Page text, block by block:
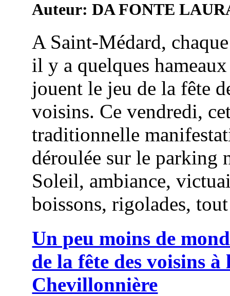
Auteur: DA FONTE
A Saint-Médard,
il y a quelques
jouent le jeu de la fête
voisins. Ce vendredi,
traditionnelle
déroulée sur le parking
Soleil, ambiance,
boissons, rigolades,
Un peu moins de
de la fête des voisins à
Chevillonnière